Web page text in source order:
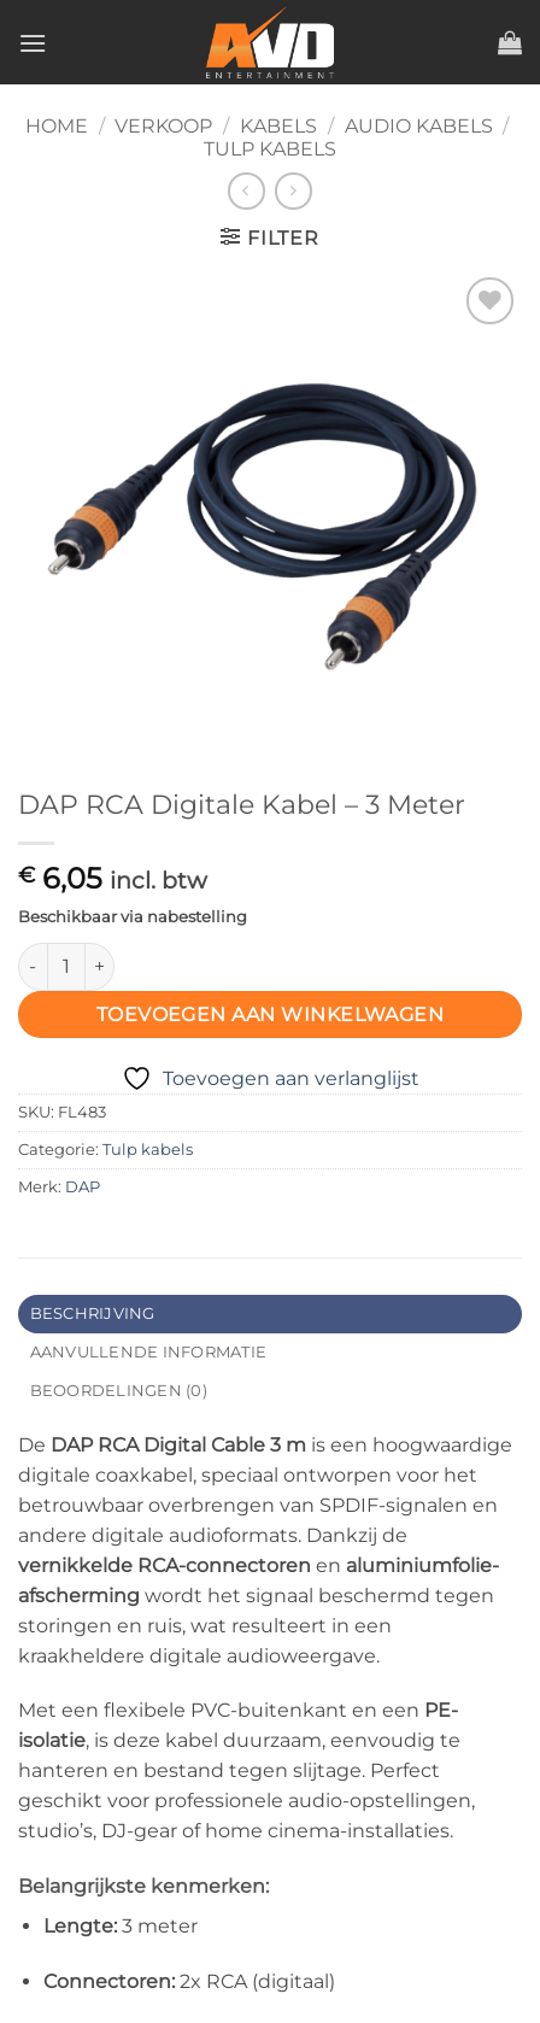
naar
HOME / VERKOOP / KABELS / AUDIO KABELS /
TULP KABELS
FILTER
DAP RCA Digitale Kabel – 3 Meter
€6,05 incl. btw
Beschikbaar via nabestelling
DAP RCA Digitale Kabel – 3 Meter aantal
TOEVOEGEN AAN WINKELWAGEN
Toevoegen aan verlanglijst
SKU: FL483
Categorie: Tulp kabels
Merk: DAP
BESCHRIJVING
AANVULLENDE INFORMATIE
BEOORDELINGEN (0)
De DAP RCA Digital Cable 3 m is een hoogwaardige
digitale coaxkabel, speciaal ontworpen voor het
betrouwbaar overbrengen van SPDIF-signalen en
andere digitale audioformats. Dankzij de
vernikkelde RCA-connectoren en aluminiumfolie-
afscherming wordt het signaal beschermd tegen
storingen en ruis, wat resulteert in een
kraakheldere digitale audioweergave.
Met een flexibele PVC-buitenkant en een PE-
isolatie, is deze kabel duurzaam, eenvoudig te
hanteren en bestand tegen slijtage. Perfect
geschikt voor professionele audio-opstellingen,
studio’s, DJ-gear of home cinema-installaties.
Belangrijkste kenmerken:
Lengte:3 meter
Connectoren:2x RCA (digitaal)